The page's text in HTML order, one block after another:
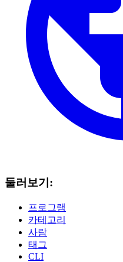
둘러보기:
프로그램
카테고리
사람
태그
CLI